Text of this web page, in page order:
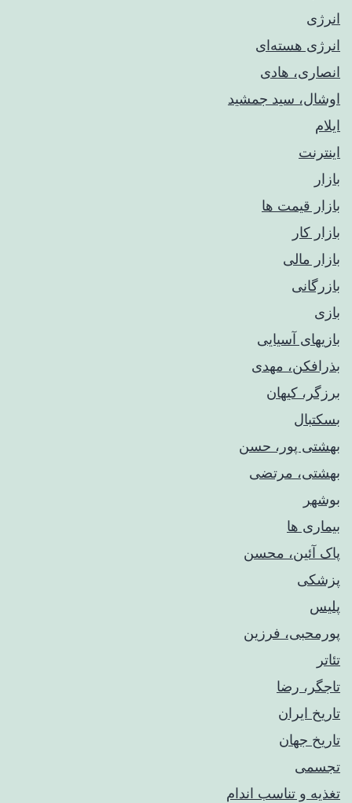
انرژی
انرژی هسته‌ای
انصاری، هادی
اوشال، سید جمشید
ایلام
اینترنت
بازار
بازار قیمت ها
بازار کار
بازار مالی
بازرگانی
بازی
بازیهای آسیایی
بذرافکن، مهدی
برزگر، کیهان
بسکتبال
بهشتی پور، حسن
بهشتی، مرتضی
بوشهر
بیماری ها
پاک آئین، محسن
پزشکی
پلیس
پورمحبی، فرزین
تئاتر
تاجگر، رضا
تاریخ ایران
تاریخ جهان
تجسمی
تغذیه و تناسب اندام